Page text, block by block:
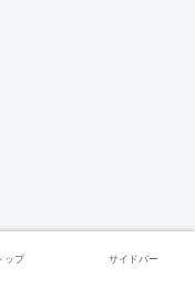
ップ サイドバー